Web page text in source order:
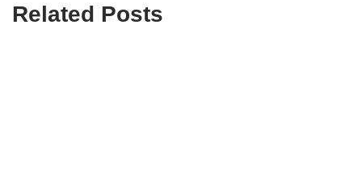
Related Posts